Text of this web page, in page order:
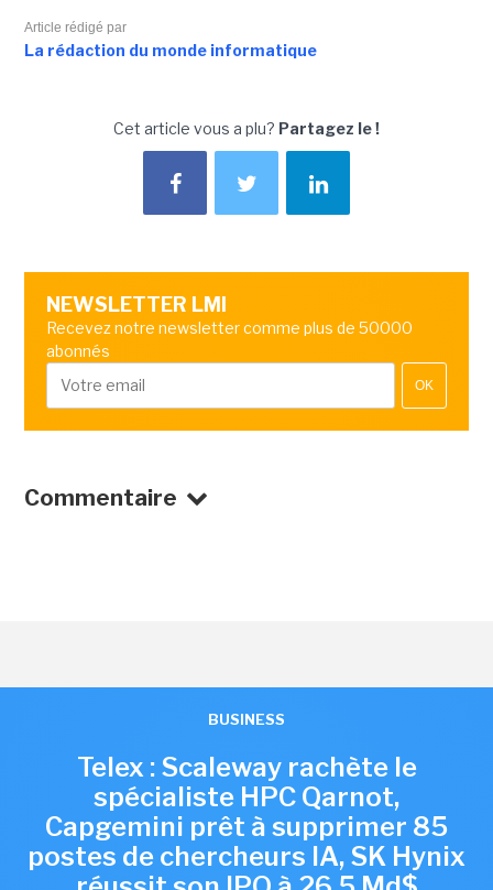
Article rédigé par
La rédaction du monde informatique
Cet article vous a plu? Partagez le !
NEWSLETTER LMI
Recevez notre newsletter comme plus de 50000
abonnés
OK
Commentaire
BUSINESS
Telex : Scaleway rachète le
spécialiste HPC Qarnot,
Capgemini prêt à supprimer 85
postes de chercheurs IA, SK Hynix